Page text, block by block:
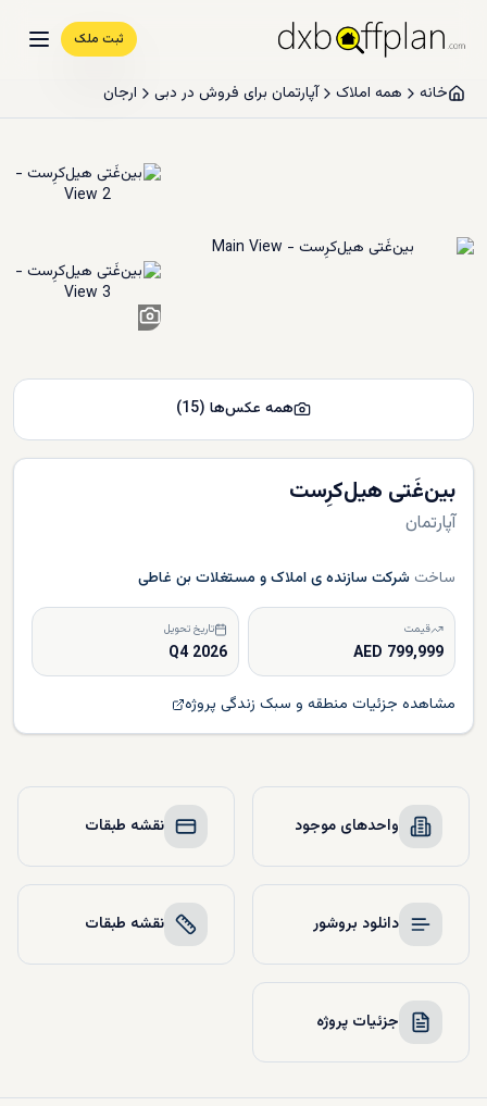
ثبت ملک
خانه همه املاک آپارتمان برای فروش در دبی ارجان
بین‌غَتی هیل‌کرِست
آپارتمان
ساخت شرکت سازنده ی املاک و مستغلات بن غاطی
قیمت
799,999 AED
تاریخ تحویل
Q4 2026
مشاهده جزئیات منطقه و سبک زندگی پروژه
همه عکس‌ها (
15
)
واحدهای موجود نقشه طبقات
دانلود بروشور نقشه طبقات
جزئیات پروژه